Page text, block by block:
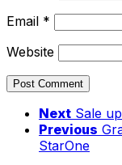
Email *
Website
Next Sale
Previous
StarOne